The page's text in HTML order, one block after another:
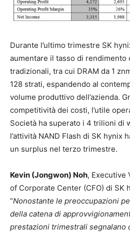
Durante l’ultimo trimestre SK
aumentare il tasso di rendimento
tradizionali, tra cui DRAM da 1
128 strati, espandendo al
volume produttivo dell’azienda.
competitività dei costi, l’utile
Società ha superato i 4 trilioni di
l’attività NAND Flash di SK hynix
un surplus nel terzo trimestre.
Kevin (Jongwon) Noh, Executive
of Corporate Center (CFO) di SK
“Nonostante le preoccupazioni
della catena di
prestazioni trimestrali segnalano